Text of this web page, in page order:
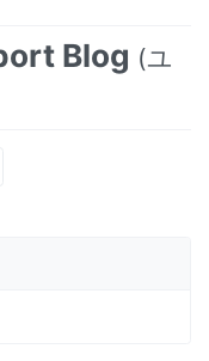
Blog (ユ